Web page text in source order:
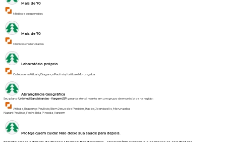
Mais de 70
Médicos cooperados
Mais de 70
Clínicas credenciadas
Laboratório próprio
Coletas em Atibaia, Bragança Paulista, Itatiba e Morungaba.
Abrangência Geográfica
Seu planoUnimed Bandeirantes - Vargem/SP , garante atendimento em um grupo de municípios na região:
Atibaia, Bragança Paulista, Bom Jesus dos Perdões, Itatiba, Joanópolis, Morungaba
Nazaré Paulista, Pedra Bela, Piracaia, Vargem
Proteja quem cuida! Não deixe sua saúde para depois.